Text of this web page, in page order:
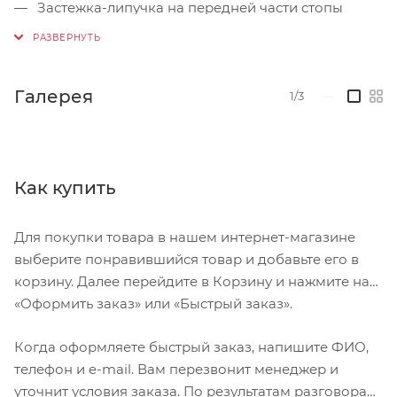
Цельный верх уменьшает количество швов и
материале в области носка в сочетании с
Такое сочетание позволяет обуви слегка
сгибаться при ходьбе, но оставаться жесткой и
эффективной при вращении педалей.
Оптимизированы для гравия: синтетический
верх и накладка на носке и пятке из
термополиуретана прочны и обеспечивают
защиту от палок, камней и веток на тропе, а
Галерея 1/3
Как купить
Для покупки товара в нашем интернет-магазине
выберите понравившийся товар и добавьте его в
корзину. Далее перейдите в Корзину и нажмите на
«Оформить заказ» или «Быстрый заказ».
Когда оформляете быстрый заказ, напишите ФИО,
телефон и e-mail. Вам перезвонит менеджер и
уточнит условия заказа. По результатам разговора